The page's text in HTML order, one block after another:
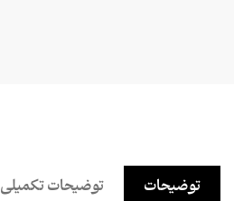
توضیحات توضیحات تکمیلی